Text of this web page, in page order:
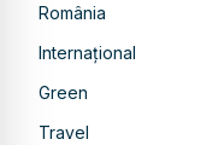
România
Internațional
Green
Travel